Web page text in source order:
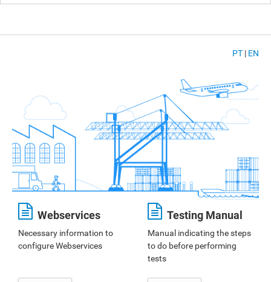
PT | EN
Webservices Testing Manual
Necessary information to
configure Webservices
Manual indicating the steps
to do before performing
tests